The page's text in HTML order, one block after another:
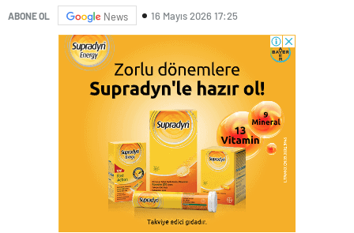
ABONE OL News 16 Mayıs 2026 17:25